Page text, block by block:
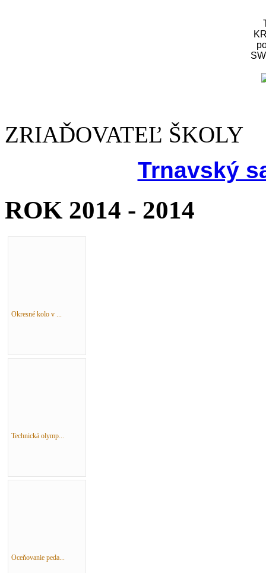
ZRIAĎOVATEĽ ŠKOLY
Trnavský
ROK 2014 - 2014
Okresné kolo v ...
Technická olymp...
Oceňovanie peda...